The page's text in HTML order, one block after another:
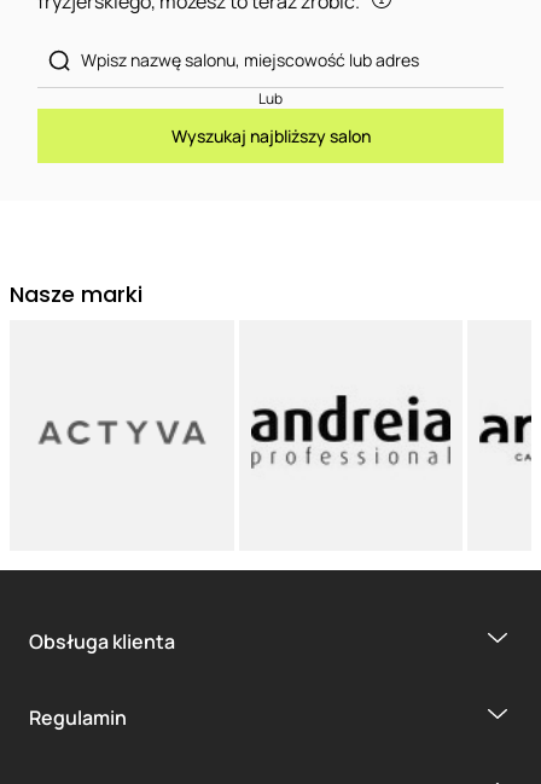
Lub
Wyszukaj najbliższy salon
Nasze marki
Obsługa klienta
Regulamin